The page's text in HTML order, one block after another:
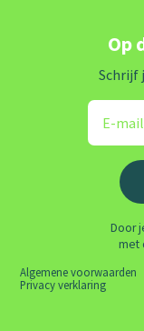
Op
Schrijf
Door
met
Algemene voorwaarden
Privacy verklaring